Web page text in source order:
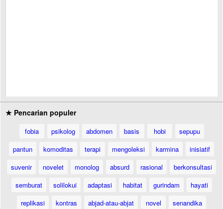
★ Pencarian populer
fobia psikolog abdomen basis hobi
sepupu
pantun
komoditas terapi mengoleksi karmina
inisiatif
suvenir
novelet monolog absurd rasional
berkonsultasi
semburat
solilokui adaptasi habitat gurindam
hayati
replikasi
kontras abjad-atau-abjat novel
senandika